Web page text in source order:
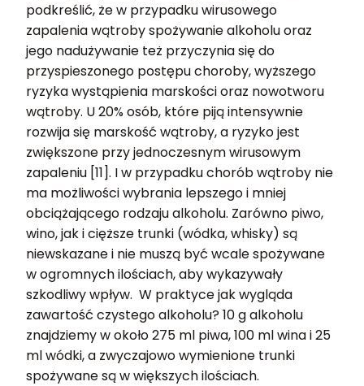
podkreślić, że w przypadku wirusowego
zapalenia wątroby spożywanie alkoholu oraz
jego nadużywanie też przyczynia się do
przyspieszonego postępu choroby, wyższego
ryzyka wystąpienia marskości oraz nowotworu
wątroby. U 20% osób, które piją intensywnie
rozwija się marskość wątroby, a ryzyko jest
zwiększone przy jednoczesnym wirusowym
zapaleniu [11]. I w przypadku chorób wątroby nie
ma możliwości wybrania lepszego i mniej
obciążającego rodzaju alkoholu. Zarówno piwo,
wino, jak i cięższe trunki (wódka, whisky) są
niewskazane i nie muszą być wcale spożywane
w ogromnych ilościach, aby wykazywały
szkodliwy wpływ. W praktyce jak wygląda
zawartość czystego alkoholu? 10 g alkoholu
znajdziemy w około 275 ml piwa, 100 ml wina i 25
ml wódki, a zwyczajowo wymienione trunki
spożywane są w większych ilościach.